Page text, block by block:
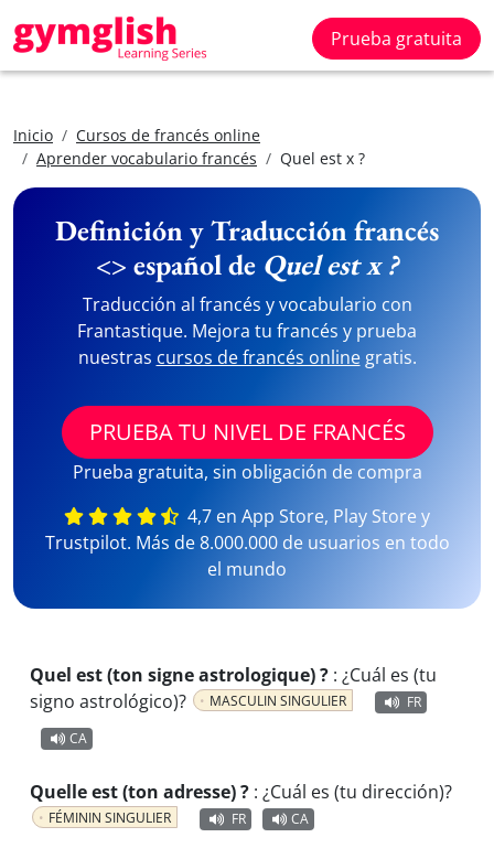
Prueba gratuita
Inicio
Cursos de francés online
Aprender vocabulario francés
Quel est x ?
Definición y Traducción francés
<> español de Quel est x ?
Traducción al francés y vocabulario con
Frantastique. Mejora tu francés y prueba
nuestras cursos de francés onlinegratis.
PRUEBA TU NIVEL DE FRANCÉS
Prueba gratuita, sin obligación de compra
4,7 en App Store, Play Store y
Trustpilot. Más de 8.000.000 de usuarios en todo
el mundo
Quel est (ton signe astrologique) ? : ¿Cuál es (tu
signo astrológico)?
MASCULIN SINGULIER
FR
CA
Quelle est (ton adresse) ? : ¿Cuál es (tu dirección)?
FÉMININ SINGULIER FR CA